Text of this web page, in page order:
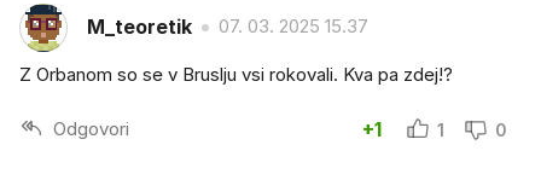
M_teoretik 07. 03. 2025 15.37
Z Orbanom so se v Bruslju vsi rokovali. Kva pa zdej!?
Odgovori +1 1 0